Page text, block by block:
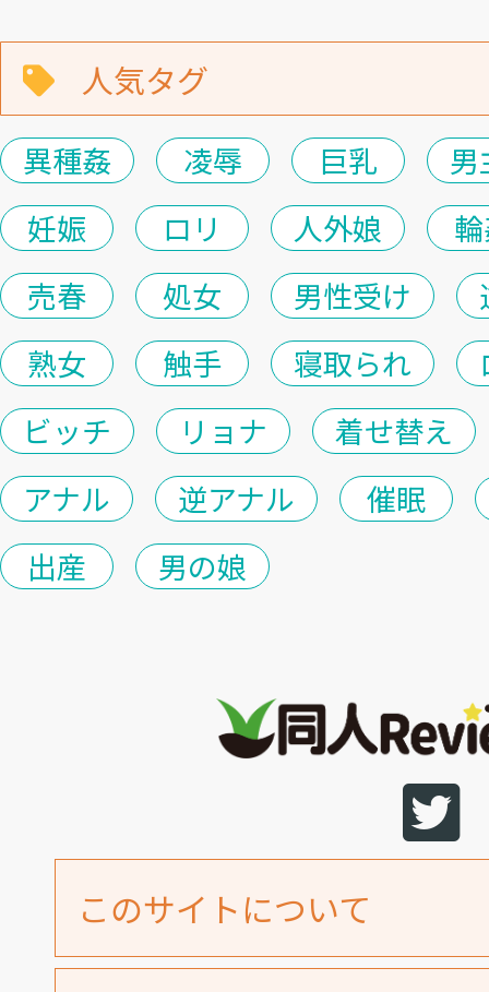
人気タグ
異種姦 凌辱 巨乳
男
妊娠
ロリ 人外娘
売春
処女 男性受け
熟女
触手 寝取られ
ビッチ
リョナ
着せ替え
アナル
逆アナル
催眠
出産
男の娘
このサイトについて